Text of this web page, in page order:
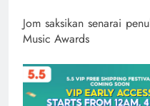
Jom saksikan senarai
Music Awards